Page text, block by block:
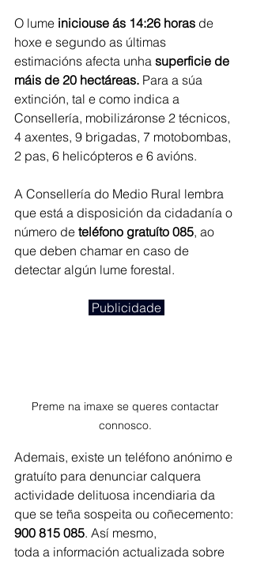
O lume iniciouse ás 14:26 horas de
hoxe e segundo as últimas
estimacións afecta unha superficie de
máis de 20 hectáreas. Para a súa
extinción, tal e como indica a
Consellería, mobilizáronse 2 técnicos,
4 axentes, 9 brigadas, 7 motobombas,
2 pas, 6 helicópteros e 6 avións.
A Consellería do Medio Rural lembra
que está a disposición da cidadanía o
número de teléfono gratuíto 085, ao
que deben chamar en caso de
detectar algún lume forestal.
Publicidade
Preme na imaxe se queres contactar
connosco.
Ademais, existe un teléfono anónimo e
gratuíto para denunciar calquera
actividade delituosa incendiaria da
que se teña sospeita ou coñecemento:
900 815 085. Así mesmo,
toda a información actualizada sobre